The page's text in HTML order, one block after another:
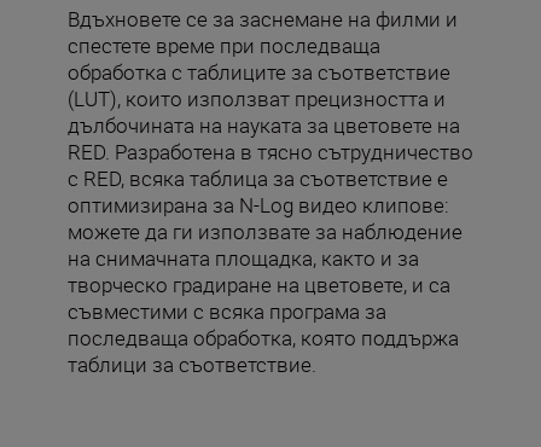
Вдъхновете се за заснемане на филми и
спестете време при последваща
обработка с таблиците за съответствие
(LUT), които използват прецизността и
дълбочината на науката за цветовете на
RED. Разработена в тясно сътрудничество
с RED, всяка таблица за съответствие е
оптимизирана за N-Log видео клипове:
можете да ги използвате за наблюдение
на снимачната площадка, както и за
творческо градиране на цветовете, и са
съвместими с всяка програма за
последваща обработка, която поддържа
таблици за съответствие.